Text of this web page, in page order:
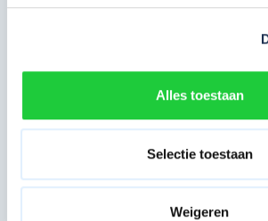
Alles toestaan
Selectie toestaan
Weigeren
Heb je nog vragen?
Onze klantenservice is vanaf weer geopend
Vraag nu direct een offerte aan